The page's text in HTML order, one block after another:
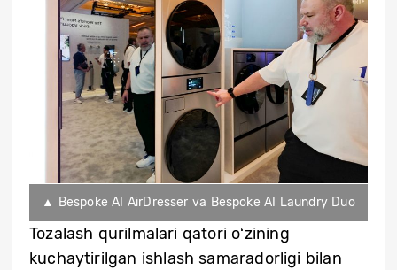
▲ Bespoke AI AirDresser va Bespoke AI Laundry Duo
Tozalash qurilmalari qatori oʻzining
kuchaytirilgan ishlash samaradorligi bilan